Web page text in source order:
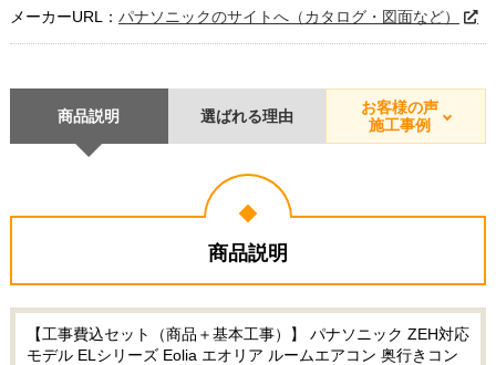
メーカーURL： パナソニックのサイトへ（カタログ・図面など）
商品説明 選ばれる理由
お客様の声
施工事例
商品説明
【工事費込セット（商品＋基本工事）】 パナソニック ZEH対応
モデル ELシリーズ Eolia エオリア ルームエアコン 奥行きコン